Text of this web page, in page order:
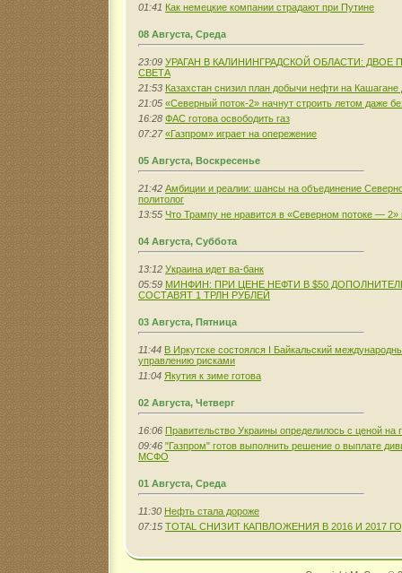
01:41 Как немецкие компании страдают при Путине
08 Августа, Среда
23:09 УРАГАН В КАЛИНИНГРАДСКОЙ ОБЛАСТИ: ДВОЕ
СВЕТА
21:53 Казахстан снизил план добычи нефти на
21:05 «Северный поток-2» начнут строить летом даже
16:28 ФАС готова освободить газ
07:27 «Газпром» играет на опережение
05 Августа, Воскресенье
21:42 Амбиции и реалии: шансы на объединение
политолог
13:55 Что Трампу не нравится в «Северном потоке — 2»
04 Августа, Суббота
13:12 Украина идет ва-банк
05:59 МИНФИН: ПРИ ЦЕНЕ НЕФТИ В $50
СОСТАВЯТ 1 ТРЛН РУБЛЕЙ
03 Августа, Пятница
11:44 В Иркутске состоялся I Байкальский
управлению рисками
11:04 Якутия к зиме готова
02 Августа, Четверг
16:06 Правительство Украины определилось с ценой на
09:46 "Газпром" готов выполнить решение о выплате
МСФО
01 Августа, Среда
11:30 Нефть стала дороже
07:15 TOTAL СНИЗИТ КАПВЛОЖЕНИЯ В 2016 И 2017